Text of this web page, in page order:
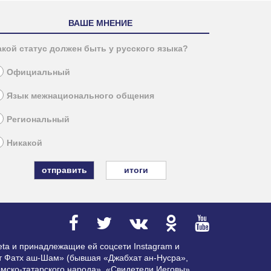
ВАШЕ МНЕНИЕ
статус должен быть у русского языка?
Официальный
Язык межнационального общения
Региональный
Никакой
итоги
и принадлежащие ей соцсети Instagram и
Фатх аш-Шам» (бывшая «Джабхат ан-Нусра»,
татарского народа», «Свидетели Иеговы»,